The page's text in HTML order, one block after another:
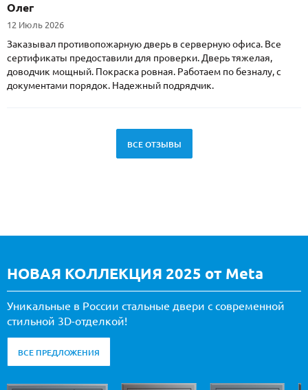
Олег
12 Июль 2026
Заказывал противопожарную дверь в серверную офиса. Все
сертификаты предоставили для проверки. Дверь тяжелая,
доводчик мощный. Покраска ровная. Работаем по безналу, с
документами порядок. Надежный подрядчик.
ВСЕ ОТЗЫВЫ
НОВАЯ КОЛЛЕКЦИЯ 2025 от Meta
Уникальные в России стальные двери с современной
стильной 3D-отделкой!
ВСЕ ПРЕДЛОЖЕНИЯ